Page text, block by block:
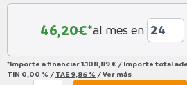
46,20€*al mes en
*Importe a financiar1.108,89 € / Importe total
TIN 0,00 % / TAE 9,86 % /Ver más